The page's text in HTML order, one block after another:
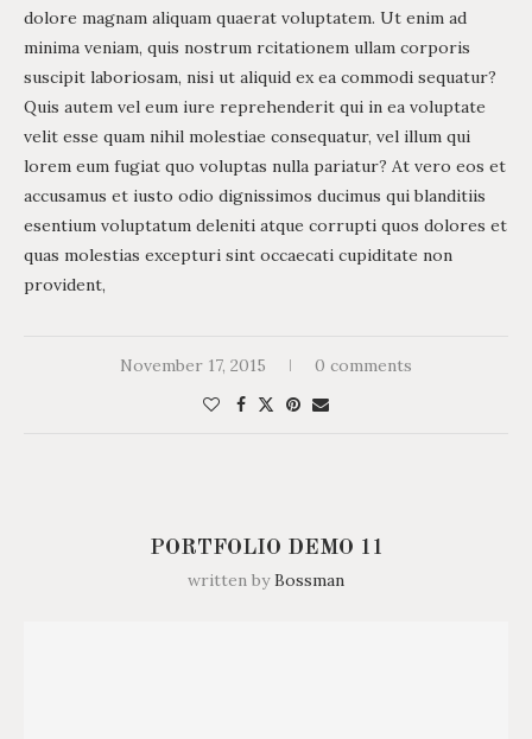
dolore magnam aliquam quaerat voluptatem. Ut enim ad
minima veniam, quis nostrum rcitationem ullam corporis
suscipit laboriosam, nisi ut aliquid ex ea commodi sequatur?
Quis autem vel eum iure reprehenderit qui in ea voluptate
velit esse quam nihil molestiae consequatur, vel illum qui
lorem eum fugiat quo voluptas nulla pariatur? At vero eos et
accusamus et iusto odio dignissimos ducimus qui blanditiis
esentium voluptatum deleniti atque corrupti quos dolores et
quas molestias excepturi sint occaecati cupiditate non
provident,
November 17, 2015 0 comments
PORTFOLIO DEMO 11
written byBossman